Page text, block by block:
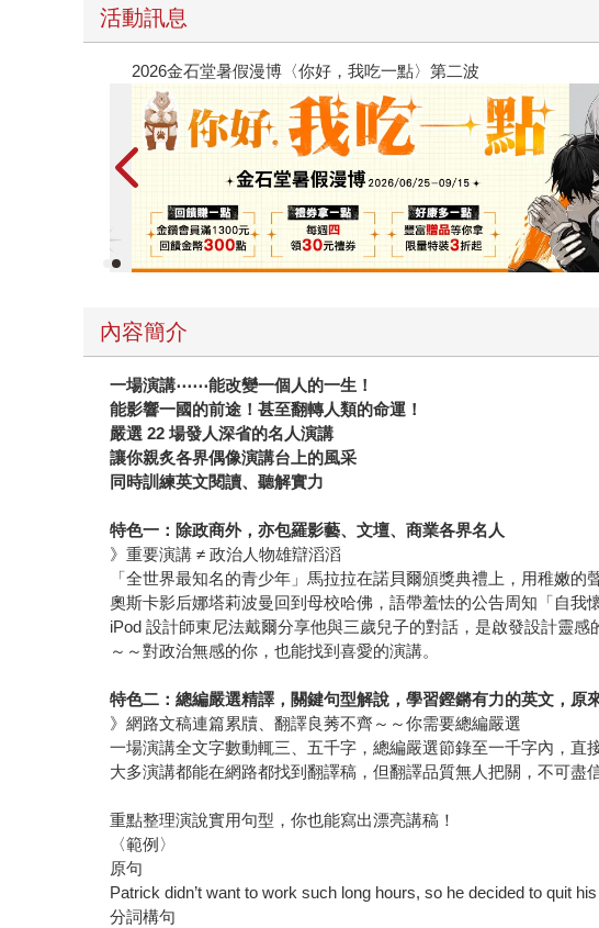
活動訊息
春光ｘ奇幻基地｜全書系展
內容簡介
一場演講⋯⋯能改變一個人的一生！
能影響一國的前途！甚至翻轉人類的命運！
嚴選 22 場發人深省的名人演講
讓你親炙各界偶像演講台上的風采
同時訓練英文閱讀、聽解實力
特色一：除政商外，亦包羅影藝、文壇、商業各界名人
》重要演講 ≠ 政治人物雄辯滔滔
「全世界最知名的青少年」馬拉拉在諾貝爾頒獎典禮上，用稚嫩的
奧斯卡影后娜塔莉波曼回到母校哈佛，語帶羞怯的公告周知「自我
iPod 設計師東尼法戴爾分享他與三歲兒子的對話，是啟發設計靈感
～～對政治無感的你，也能找到喜愛的演講。
特色二：總編嚴選精譯，關鍵句型解說，學習鏗鏘有力的英文，原
》網路文稿連篇累牘、翻譯良莠不齊～～你需要總編嚴選
一場演講全文字數動輒三、五千字，總編嚴選節錄至一千字內，直
大多演講都能在網路都找到翻譯稿，但翻譯品質無人把關，不可盡信
重點整理演說實用句型，你也能寫出漂亮講稿！
〈範例〉
原句
Patrick didn’t want to work such long hours, so he decided to quit his
分詞構句